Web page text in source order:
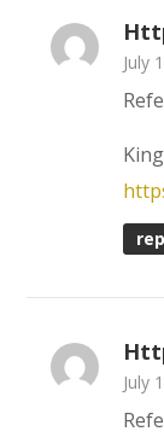
July
July